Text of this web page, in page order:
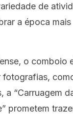
de
a época mais
o comboio
a “Carruagem
prometem